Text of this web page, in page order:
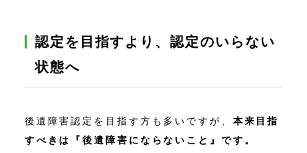
認定を目指すより、認定のいらない
状態へ
後遺障害認定を目指す方も多いですが、 本来目指
すべきは『後遺障害にならないこと』です。